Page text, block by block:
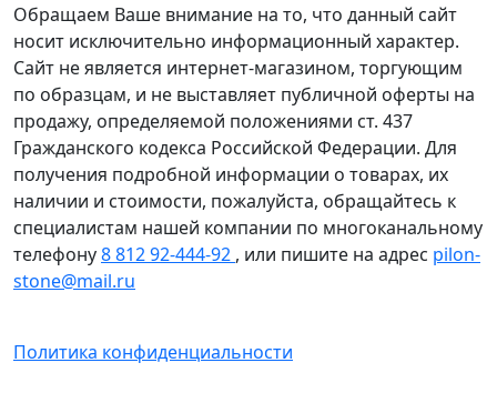
Обращаем Ваше внимание на то, что данный сайт
носит исключительно информационный характер.
Сайт не является интернет-магазином, торгующим
по образцам, и не выставляет публичной оферты на
продажу, определяемой положениями ст. 437
Гражданского кодекса Российской Федерации. Для
получения подробной информации о товарах, их
наличии и стоимости, пожалуйста, обращайтесь к
специалистам нашей компании по многоканальному
телефону8 812 92-444-92 , или пишите на адрес pilon-
stone@mail.ru
Политика конфиденциальности